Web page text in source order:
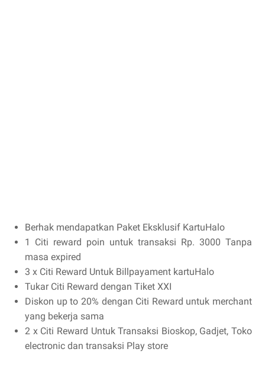
Berhak mendapatkan Paket Eksklusif KartuHalo
1 Citi reward poin untuk transaksi Rp. 3000 Tanpa
masa expired
3 x Citi Reward Untuk Billpayament kartuHalo
Tukar Citi Reward dengan Tiket XXI
Diskon up to 20% dengan Citi Reward untuk merchant
yang bekerja sama
2 x Citi Reward Untuk Transaksi Bioskop, Gadjet, Toko
electronic dan transaksi Play store